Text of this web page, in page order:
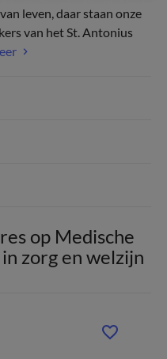
leven, daar staan onze
van het St. Antonius
op Medische
zorg en welzijn